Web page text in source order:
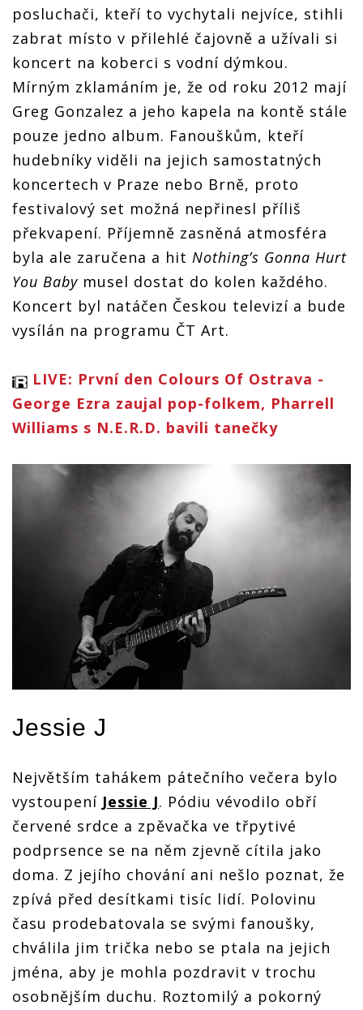
posluchači, kteří to vychytali nejvíce, stihli
zabrat místo v přilehlé čajovně a užívali si
koncert na koberci s vodní dýmkou.
Mírným zklamáním je, že od roku 2012 mají
Greg Gonzalez a jeho kapela na kontě stále
pouze jedno album. Fanouškům, kteří
hudebníky viděli na jejich samostatných
koncertech v Praze nebo Brně, proto
festivalový set možná nepřinesl příliš
překvapení. Příjemně zasněná atmosféra
byla ale zaručena a hit Nothing’s Gonna Hurt
You Baby musel dostat do kolen každého.
Koncert byl natáčen Českou televizí a bude
vysílán na programu ČT Art.
LIVE: První den Colours Of Ostrava -
George Ezra zaujal pop-folkem, Pharrell
Williams s N.E.R.D. bavili tanečky
Jessie J
Největším tahákem pátečního večera bylo
vystoupení Jessie J. Pódiu vévodilo obří
červené srdce a zpěvačka ve třpytivé
podprsence se na něm zjevně cítila jako
doma. Z jejího chování ani nešlo poznat, že
zpívá před desítkami tisíc lidí. Polovinu
času prodebatovala se svými fanoušky,
chválila jim trička nebo se ptala na jejich
jména, aby je mohla pozdravit v trochu
osobnějším duchu. Roztomilý a pokorný